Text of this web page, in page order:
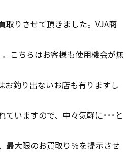
取りさせて頂きました。VJA商
こちらはお客様も使用機会が無
お釣り出ないお店も有りますし
ていますので、中々気軽に･･･と
最大限のお買取り％を提示させ